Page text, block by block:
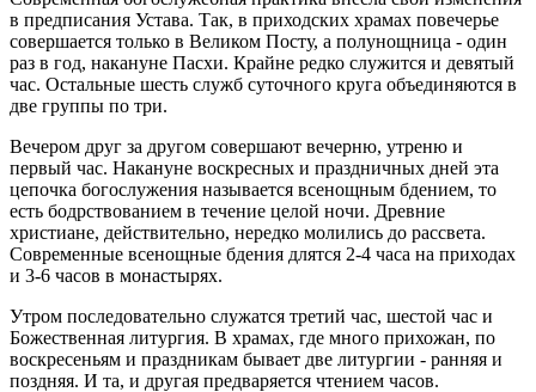
в предписания Устава. Так, в приходских храмах повечерье
совершается только в Великом Посту, а полунощница - один
раз в год, накануне Пасхи. Крайне редко служится и девятый
час. Остальные шесть служб суточного круга объединяются в
две группы по три.
Вечером друг за другом совершают вечерню, утреню и
первый час. Накануне воскресных и праздничных дней эта
цепочка богослужения называется всенощным бдением, то
есть бодрствованием в течение целой ночи. Древние
христиане, действительно, нередко молились до рассвета.
Современные всенощные бдения длятся 2-4 часа на приходах
и 3-6 часов в монастырях.
Утром последовательно служатся третий час, шестой час и
Божественная литургия. В храмах, где много прихожан, по
воскресеньям и праздникам бывает две литургии - ранняя и
поздняя. И та, и другая предваряется чтением часов.